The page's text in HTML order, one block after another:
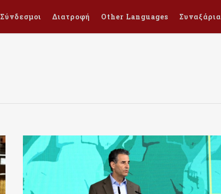
Σύνδεσμοι Διατροφή Other Languages Συναξάρια